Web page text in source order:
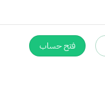
فتح حساب